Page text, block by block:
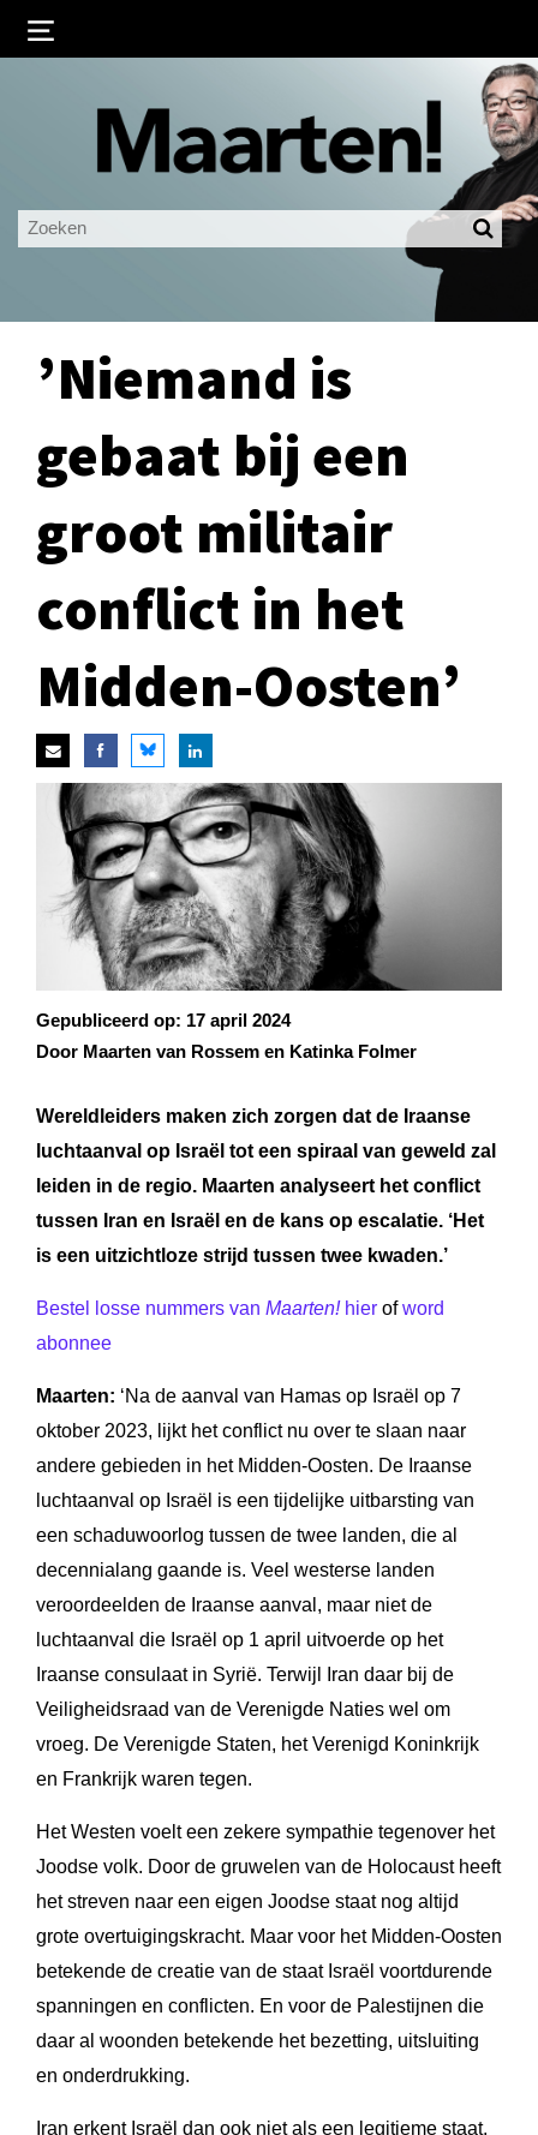
Ingelogd blijven
LOGIN
’Niemand is
gebaat bij een
groot militair
conflict in het
Midden-Oosten’
Gepubliceerd op: 17 april 2024
Door Maarten van Rossem en Katinka Folmer
Wereldleiders maken zich zorgen dat de Iraanse
luchtaanval op Israël tot een spiraal van geweld zal
leiden in de regio. Maarten analyseert het conflict
tussen Iran en Israël en de kans op escalatie. ‘Het
is een uitzichtloze strijd tussen twee kwaden.’
Bestel losse nummers van Maarten!hier ofword
abonnee
Maarten: ‘Na de aanval van Hamas op Israël op 7
oktober 2023, lijkt het conflict nu over te slaan naar
andere gebieden in het Midden-Oosten. De Iraanse
luchtaanval op Israël is een tijdelijke uitbarsting van
een schaduwoorlog tussen de twee landen, die al
decennialang gaande is. Veel westerse landen
veroordeelden de Iraanse aanval, maar niet de
luchtaanval die Israël op 1 april uitvoerde op het
Iraanse consulaat in Syrië. Terwijl Iran daar bij de
Veiligheidsraad van de Verenigde Naties wel om
vroeg. De Verenigde Staten, het Verenigd Koninkrijk
en Frankrijk waren tegen.
Het Westen voelt een zekere sympathie tegenover het
Joodse volk. Door de gruwelen van de Holocaust heeft
het streven naar een eigen Joodse staat nog altijd
grote overtuigingskracht. Maar voor het Midden-Oosten
betekende de creatie van de staat Israël voortdurende
spanningen en conflicten. En voor de Palestijnen die
daar al woonden betekende het bezetting, uitsluiting
en onderdrukking.
Iran erkent Israël dan ook niet als een legitieme staat,